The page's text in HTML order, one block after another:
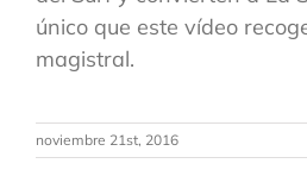
único que este vídeo
magistral.
noviembre 21st, 2016